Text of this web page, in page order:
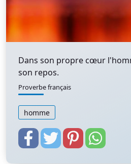
Dans son propre cœur
son repos.
Proverbe français
homme